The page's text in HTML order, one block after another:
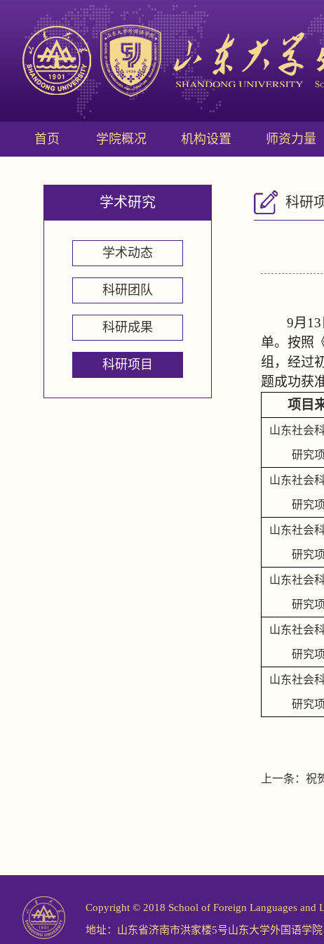
首页 学院概况 机构设置 师资力量
学术研究
学术动态
科研团队
科研成果
科研项目
科研
9月 13
单。按照
组，经过
题成功获
项目
山东社会
研究
山东社会
研究
山东社会
研究
山东社会
研究
山东社会
研究
山东社会
研究
上一条： 祝
Copyright © 2018 School of Foreign Languages
地址：山东省济南市洪家楼5号山东大学外国语学